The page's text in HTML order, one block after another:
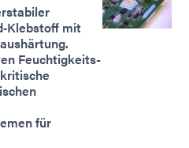
mit
Feuchtigkeits-
für